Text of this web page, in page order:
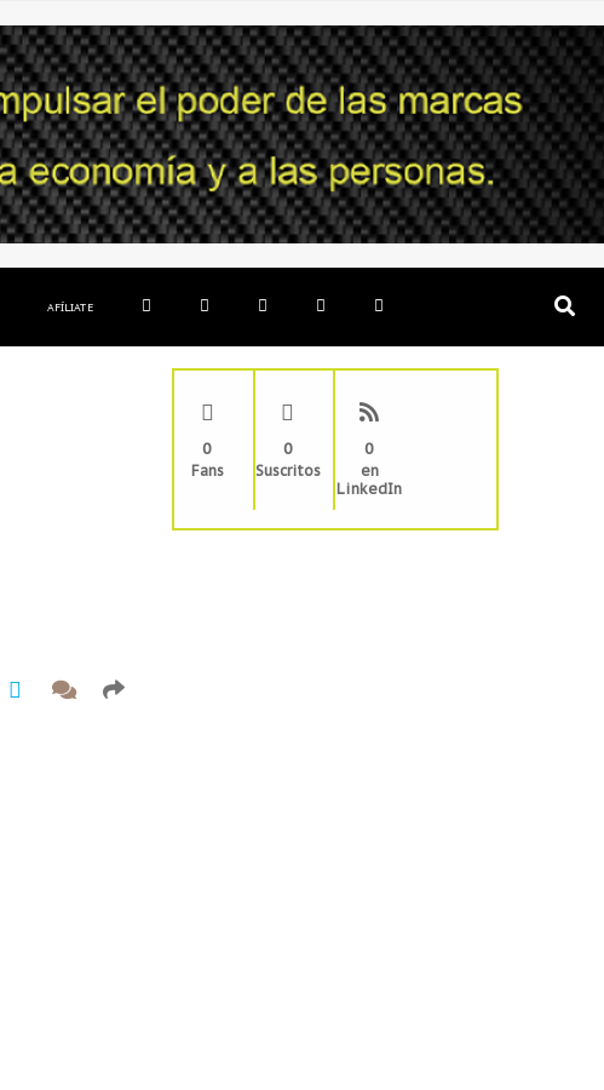
AFÍLIATE
0
Fans
0
Suscritos
0
en
LinkedIn